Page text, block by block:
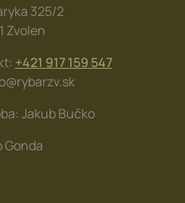
325/2
Zvolen
+421 917 159 547
Jakub Bučko
Gonda